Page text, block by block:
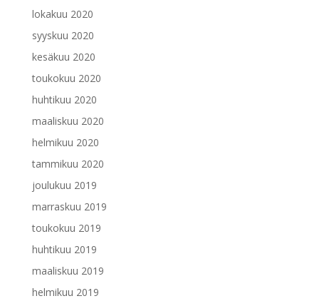
lokakuu 2020
syyskuu 2020
kesäkuu 2020
toukokuu 2020
huhtikuu 2020
maaliskuu 2020
helmikuu 2020
tammikuu 2020
joulukuu 2019
marraskuu 2019
toukokuu 2019
huhtikuu 2019
maaliskuu 2019
helmikuu 2019